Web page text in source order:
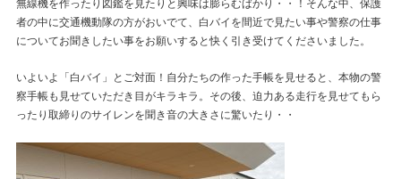
無線機を作ったり図鑑を見たりと興味は膨らむばかり・・！そんな中、保護
者の中に交通機動隊の方がおいでて、白バイを間近で見たい事や警察の仕事
についてお聞きしたい事をお願いすると快く引き受けてくださいました。
いよいよ「白バイ」とご対面！自分たちの作った手帳を見せると、本物の警
察手帳も見せていただき目がキラキラ。その後、迫力ある走行を見せてもら
ったり取締りのサイレンを聞き音の大きさに驚いたり・・